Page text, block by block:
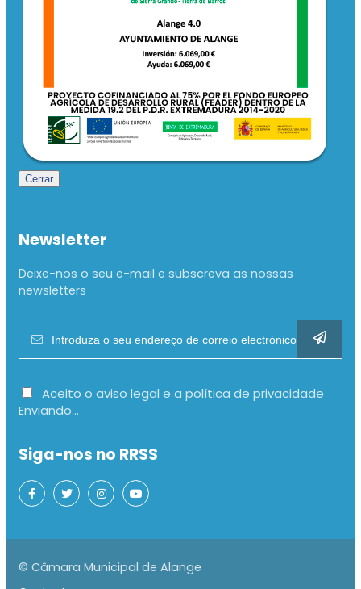
Cerrar
Newsletter
Deixe-nos o seu e-mail e subscreva as nossas
newsletters
Aceito o aviso legal e a política de privacidade
Enviando...
Siga-nos no RRSS
© Câmara Municipal de Alange